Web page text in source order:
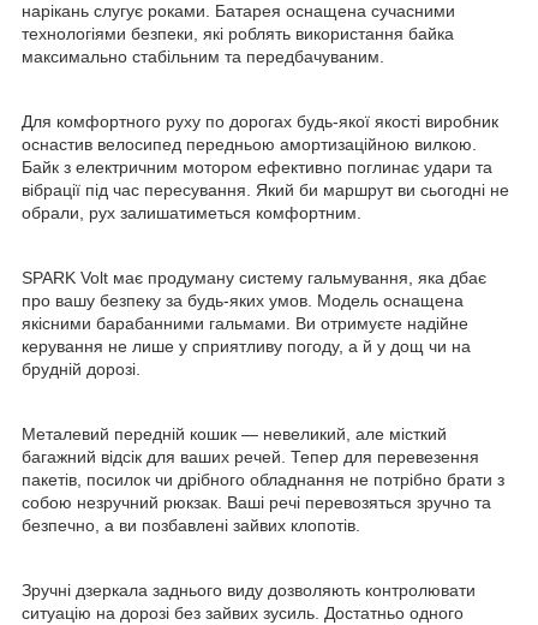
нарікань слугує роками. Батарея оснащена сучасними
технологіями безпеки, які роблять використання байка
максимально стабільним та передбачуваним.
Для комфортного руху по дорогах будь-якої якості виробник
оснастив велосипед передньою амортизаційною вилкою.
Байк з електричним мотором ефективно поглинає удари та
вібрації під час пересування. Який би маршрут ви сьогодні не
обрали, рух залишатиметься комфортним.
SPARK Volt має продуману систему гальмування, яка дбає
про вашу безпеку за будь-яких умов. Модель оснащена
якісними барабанними гальмами. Ви отримуєте надійне
керування не лише у сприятливу погоду, а й у дощ чи на
брудній дорозі.
Металевий передній кошик — невеликий, але місткий
багажний відсік для ваших речей. Тепер для перевезення
пакетів, посилок чи дрібного обладнання не потрібно брати з
собою незручний рюкзак. Ваші речі перевозяться зручно та
безпечно, а ви позбавлені зайвих клопотів.
Зручні дзеркала заднього виду дозволяють контролювати
ситуацію на дорозі без зайвих зусиль. Достатньо одного